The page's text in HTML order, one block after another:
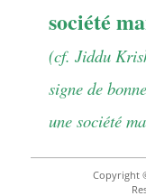
société
(cf. Jiddu
signe de
une société
Copyright